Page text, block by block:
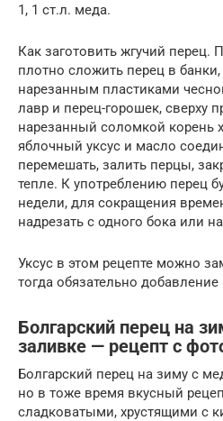
1, 1 ст.л. меда.
Как заготовить жгучий перец.
плотно сложить перец в
нарезанным пластиками
лавр и перец-горошек, сверху
нарезанный соломкой корень
яблочный уксус и масло
перемешать, залить перцы,
тепле. К употреблению перец
недели, для сокращения
надрезать с одного бока или
Уксус в этом рецепте можно
тогда обязательно добавление
Болгарский перец на
заливке — рецепт с
Болгарский перец на зиму с
но в тоже время вкусный
сладковатыми, хрустящими с